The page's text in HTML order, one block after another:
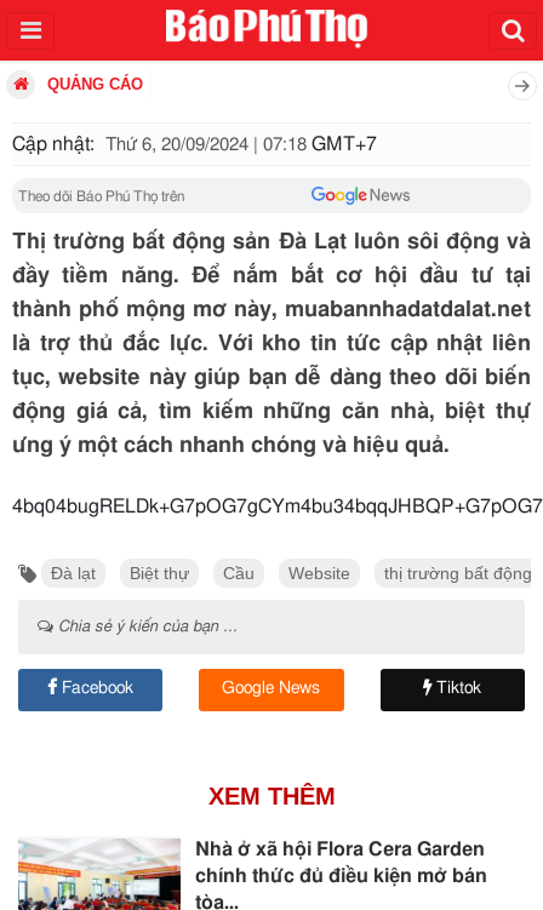
QUẢNG CÁO
Cập nhật: Thứ 6, 20/09/2024 | 07:18 GMT+7
Theo dõi Báo Phú Thọ trên
Thị trường bất động sản Đà Lạt luôn sôi động và
đầy tiềm năng. Để nắm bắt cơ hội đầu tư tại
thành phố mộng mơ này, muabannhadatdalat.net
là trợ thủ đắc lực. Với kho tin tức cập nhật liên
tục, website này giúp bạn dễ dàng theo dõi biến
động giá cả, tìm kiếm những căn nhà, biệt thự
ưng ý một cách nhanh chóng và hiệu quả.
Đà lạt Biệt thự Cầu Website thị trường bất động
Chia sẻ ý kiến của bạn ...
Facebook Google News Tiktok
XEM THÊM
Nhà ở xã hội Flora Cera Garden
chính thức đủ điều kiện mở bán
tòa...